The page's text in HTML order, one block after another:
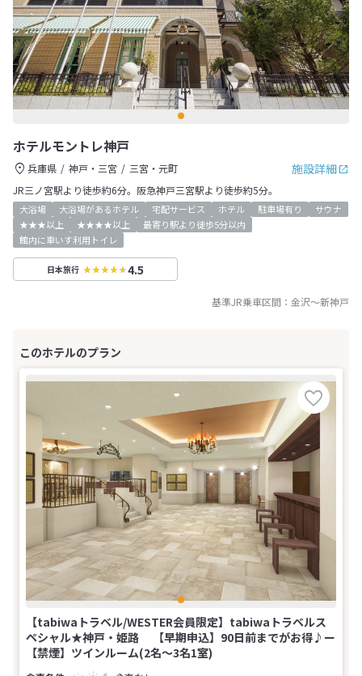
ホテルモントレ神戸
施設詳細
兵庫県 神戸・三宮
三宮・元町
JR三ノ宮駅より徒歩約6分。阪急神戸三宮駅より徒歩約5分。
大浴場 大浴場があるホテル 宅配サービス ホテル 駐車場有り
サウナ
★★★以上
★★★★以上
最寄り駅より徒歩5分以内
館内に車いす利用トイレ
日本旅行 4.5
基準JR乗車区間： 金沢～新神戸
【tabiwaトラベル/WESTER会員限定】tabiwaトラベルス
ペシャル★神戸・姫路 【早期申込】90日前までがお得♪ー
【禁煙】ツインルーム(2名～3名1室)